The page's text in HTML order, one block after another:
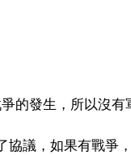
的發生，所以沒有
議，如果有戰爭